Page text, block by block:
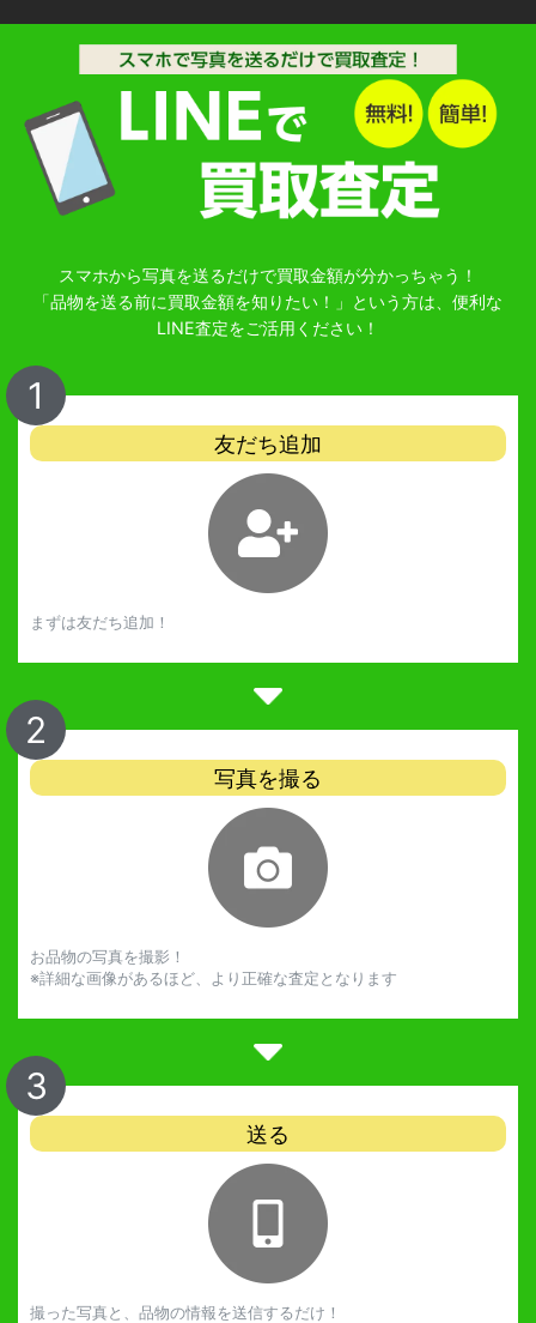
スマホから写真を送るだけで買取金額が分かっちゃう！
「品物を送る前に買取金額を知りたい！」という方は、便利な
LINE査定をご活用ください！
1
友だち追加
まずは友だち追加！
2
写真を撮る
お品物の写真を撮影！
※詳細な画像があるほど、より正確な査定となります
3
送る
撮った写真と、品物の情報を送信するだけ！